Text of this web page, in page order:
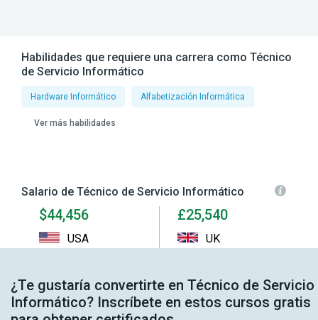
Habilidades que requiere una carrera como Técnico
de Servicio Informático
Hardware Informático Alfabetización Informática
Ver más habilidades
Salario de Técnico de Servicio Informático
$44,456
USA
£25,540
UK
¿Te gustaría convertirte en Técnico de Servicio
Informático? Inscríbete en estos cursos gratis